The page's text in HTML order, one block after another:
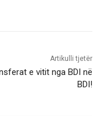
Artikulli tjetër
e vitit nga BDI në
BDI!